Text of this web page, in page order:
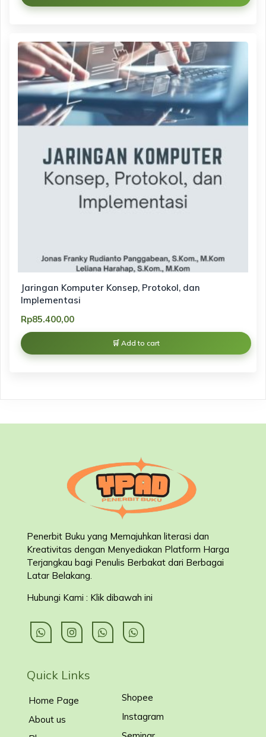
Jaringan Komputer Konsep, Protokol, dan
Implementasi
Rp85.400,00
Add to cart
Penerbit Buku yang Memajuhkan literasi dan
Kreativitas dengan Menyediakan Platform Harga
Terjangkau bagi Penulis Berbakat dari Berbagai
Latar Belakang.
Hubungi Kami : Klik dibawah ini
Quick Links
Home Page
About us
Shopee
Instagram